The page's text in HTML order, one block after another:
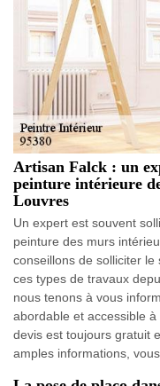
Artisan Falck : un
peinture intérieure
Louvres
Un expert est souvent
peinture des murs
conseillons de solliciter le
ces types de travaux
nous tenons à vous
abordable et accessible
devis est toujours gratuit
amples informations,